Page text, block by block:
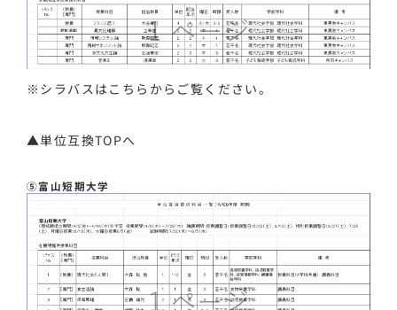
※シラバスは こちら からご覧ください。
▲単位互換TOPへ
⑤富山短期大学